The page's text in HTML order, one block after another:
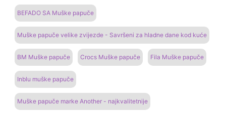
BEFADO SA Muške papuče
Muške papuče velike zvijezde - Savršeni za hladne dane kod kuće
BM Muške papuče Crocs Muške papuče Fila Muške papuče
Inblu muške papuče
Muške papuče marke Another - najkvalitetnije